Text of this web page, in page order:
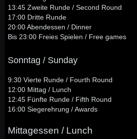
13:45 Zweite Runde / Second Round
17:00 Dritte Runde
20:00 Abendessen / Dinner
Bis 23:00 Freies Spielen / Free games
Sonntag / Sunday
9:30 Vierte Runde / Fourth Round
12:00 Mittag / Lunch
12:45 Fünfte Runde / Fifth Round
16:00 Siegerehrung / Awards
Mittagessen / Lunch